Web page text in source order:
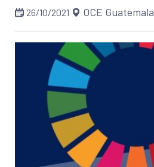
26/10/2021 OCE Guatemala